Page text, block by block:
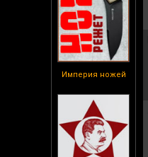
Империя ножей